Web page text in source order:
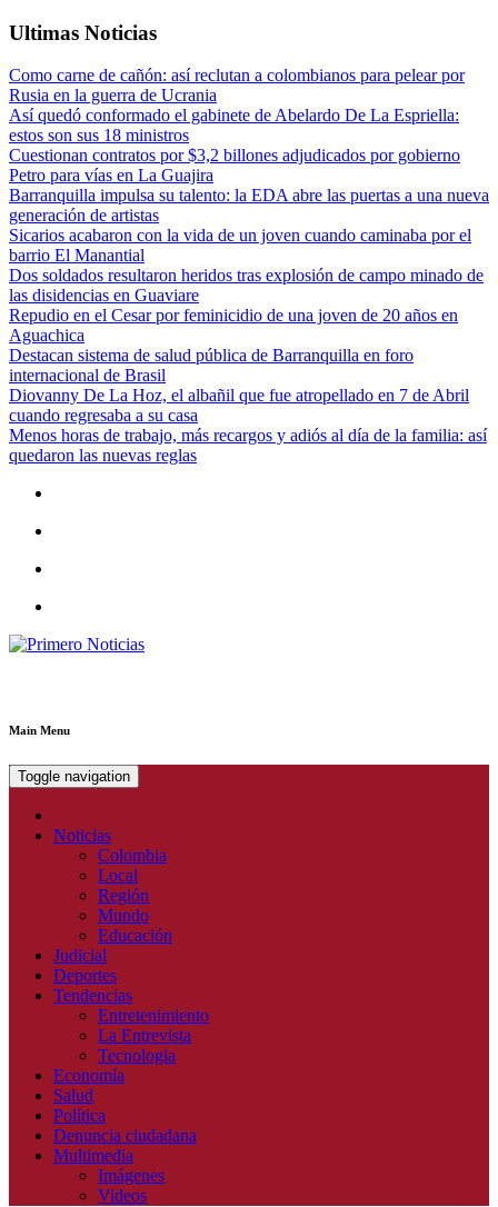
Ultimas Noticias
Main Menu
Toggle navigation
Noticias
Colombia
Local
Región
Mundo
Educación
Judicial
Deportes
Tendencias
Entretenimiento
La Entrevista
Tecnologia
Economía
Salud
Política
Denuncia ciudadana
Multimedia
Imágenes
Videos